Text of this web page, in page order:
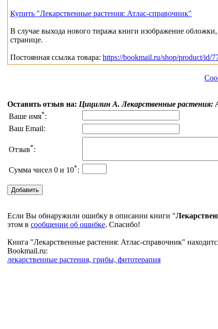
Купить "Лекарственные растения: Атлас-справочник"
В случае выхода нового тиража книги изображение
странице.
Постоянная ссылка товара: https://bookmail.ru/shop/product/id/
Оставить отзыв на: Цицилин А. Лекарственные растения:
Ваше имя*:
Ваш Email:
Отзыв*:
Сумма чисел 0 и 10*:
Если Вы обнаружили ошибку в описании книги "
этом в сообщении об ошибке. Спасибо!
Книга "Лекарственные растения: Атлас-справочник"
Bookmail.ru:
лекарственные растения, грибы, фитотерапия